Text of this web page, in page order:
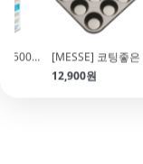
[매일]생크림R(500ml\/유지방38%)
12,900원